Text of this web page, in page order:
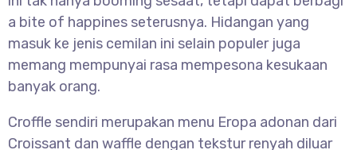
a bite of happines seterusnya. Hidangan yang
masuk ke jenis cemilan ini selain populer juga
memang mempunyai rasa mempesona kesukaan
banyak orang.
Croffle sendiri merupakan menu Eropa adonan dari
Croissant dan waffle dengan tekstur renyah diluar